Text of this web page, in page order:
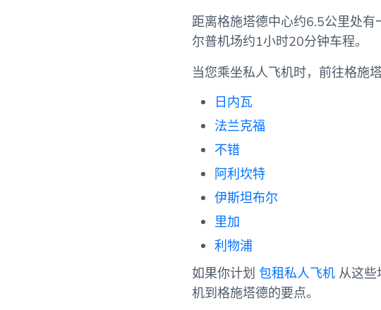
距离格施塔德中心约6.5公里处
尔普机场约1小时20分钟车程。
当您乘坐私人飞机时，前往格施
日内瓦
法兰克福
不错
阿利坎特
伊斯坦布尔
里加
利物浦
如果你计划 包租私人飞机 从这
机到格施塔德的要点。